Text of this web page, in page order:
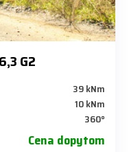
G2
39 kNm
10 kNm
360°
Cena dopytom